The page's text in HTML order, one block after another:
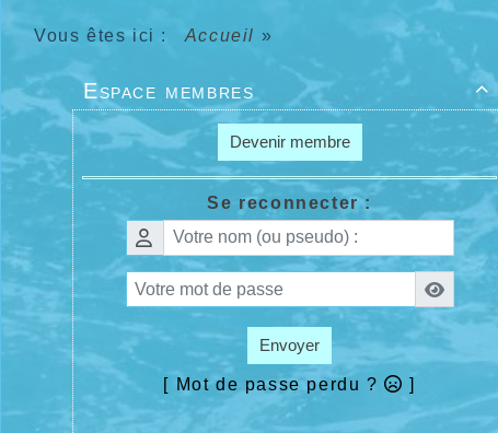
Vous êtes ici : Accueil »

Espace membres
Devenir membre
Se reconnecter :
Envoyer
[ Mot de passe perdu ? ]